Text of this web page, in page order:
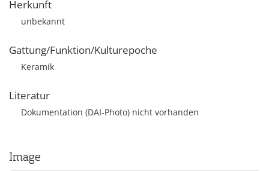
Herkunft
unbekannt
Gattung/Funktion/Kulturepoche
Keramik
Literatur
Dokumentation (DAI-Photo) nicht vorhanden
Image